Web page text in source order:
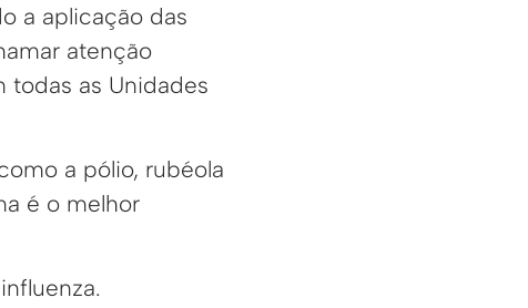
a aplicação das
atenção
as Unidades
a pólio, rubéola
é o melhor